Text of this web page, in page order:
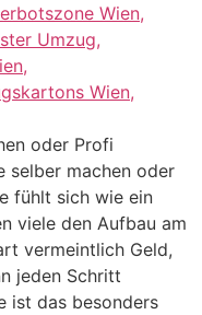
oder Profi
selber machen oder
fühlt sich wie ein
viele den Aufbau am
vermeintlich Geld,
jeden Schritt
ist das besonders